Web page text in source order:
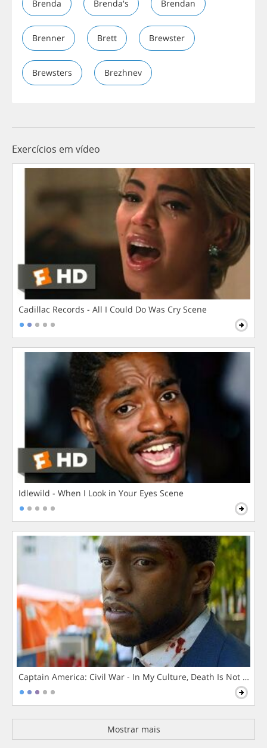
Brenda Brenda's Brendan
Brenner Brett Brewster
Brewsters Brezhnev
Exercícios em vídeo
Cadillac Records - All I Could Do Was Cry Scene
Idlewild - When I Look in Your Eyes Scene
Captain America: Civil War - In My Culture, Death Is Not The
Mostrar mais